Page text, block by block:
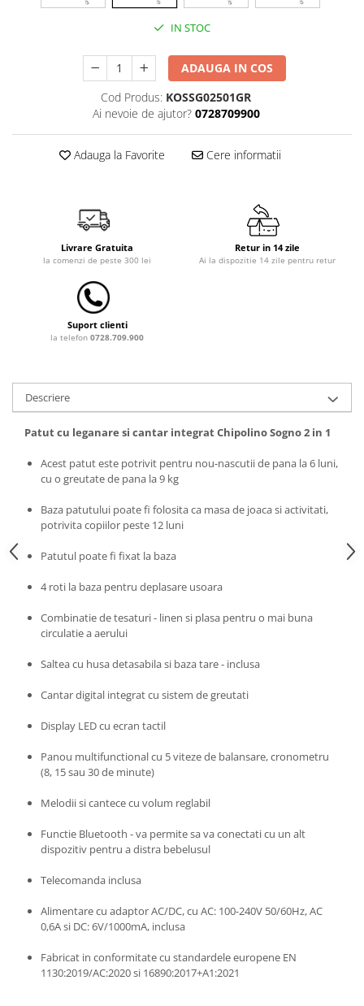
Dulap si cutii depozitare jucarii
Lampi de veghe
Sac de dormit copii
Sac de dormit 60 cm
Sac de dormit 90 cm
Sac de dormit 100 cm
Sac de dormit 110 cm
Sac de dormit 130 cm
Sac de dormit 140 cm
Sac de dormit 150 cm
Saltele de infasat
IN STOC
ADAUGA IN COS
Cod Produs: KOSSG02501GR
Ai nevoie de ajutor? 0728709900
Adauga la Favorite Cere informatii
Livrare Gratuita
la comenzi de peste 300 lei
Retur in 14 zile
Ai la dispozitie 14 zile pentru retur
Suport clienti
la telefon 0728.709.900
Descriere
Patut cu leganare si cantar integrat Chipolino Sogno 2 in 1
Acest patut este potrivit pentru nou-nascutii de pana la 6 luni,
cu o greutate de pana la 9 kg
Baza patutului poate fi folosita ca masa de joaca si activitati,
potrivita copiilor peste 12 luni
Patutul poate fi fixat la baza
4 roti la baza pentru deplasare usoara
Combinatie de tesaturi - linen si plasa pentru o mai buna
circulatie a aerului
Saltea cu husa detasabila si baza tare - inclusa
Cantar digital integrat cu sistem de greutati
Display LED cu ecran tactil
Panou multifunctional cu 5 viteze de balansare, cronometru
(8, 15 sau 30 de minute)
Melodii si cantece cu volum reglabil
Functie Bluetooth - va permite sa va conectati cu un alt
dispozitiv pentru a distra bebelusul
Telecomanda inclusa
Alimentare cu adaptor AC/DC, cu AC: 100-240V 50/60Hz, AC
0,6A si DC: 6V/1000mA, inclusa
Fabricat in conformitate cu standardele europene EN
1130:2019/AC:2020 si 16890:2017+A1:2021